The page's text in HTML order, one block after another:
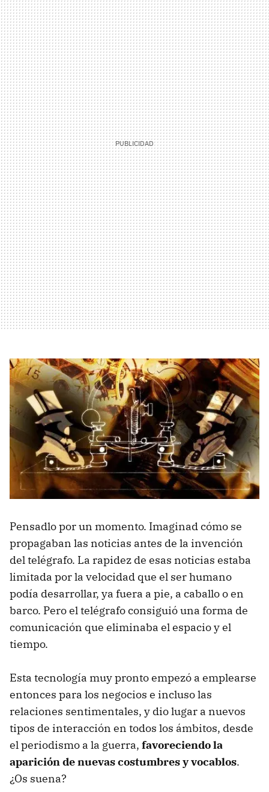
Pensadlo por un momento. Imaginad cómo se
propagaban las noticias antes de la invención
del telégrafo. La rapidez de esas noticias estaba
limitada por la velocidad que el ser humano
podía desarrollar, ya fuera a pie, a caballo o en
barco. Pero el telégrafo consiguió una forma de
comunicación que eliminaba el espacio y el
tiempo.
Esta tecnología muy pronto empezó a emplearse
entonces para los negocios e incluso las
relaciones sentimentales, y dio lugar a nuevos
tipos de interacción en todos los ámbitos, desde
el periodismo a la guerra, favoreciendo la
aparición de nuevas costumbres y vocablos.
¿Os suena?